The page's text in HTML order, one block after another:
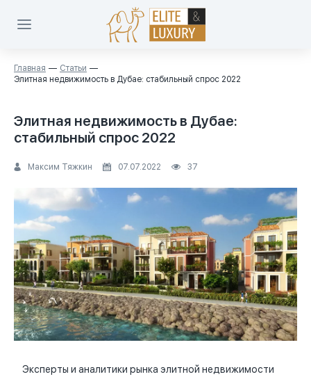
Главная
Статьи
Элитная недвижимость в Дубае: стабильный спрос 2022
Элитная недвижимость в Дубае:
стабильный спрос 2022
Максим Тяжкин 07.07.2022 37
Эксперты и аналитики рынка элитной недвижимости